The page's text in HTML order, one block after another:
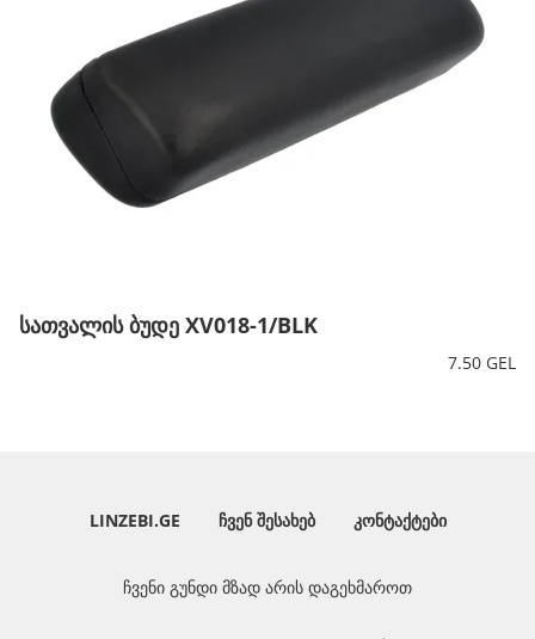
სათვალის ბუდე XV018-1/BLK
7.50 GEL
LINZEBI.GE ᲩᲕᲔᲜ ᲨᲔᲡᲐᲮᲔᲑ ᲙᲝᲜᲢᲐᲥᲢᲔᲑᲘ
ჩვენი გუნდი მზად არის დაგეხმაროთ